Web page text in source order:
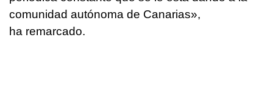
comunidad autónoma de Canarias»,
ha remarcado.